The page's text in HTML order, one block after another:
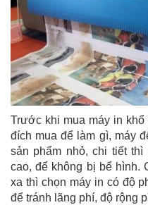
Trước khi mua máy in
đích mua để làm gì, máy
sản phẩm nhỏ, chi tiết
cao, để không bị bể hình.
xa thì chọn máy in có độ
để tránh lãng phí, độ rộng